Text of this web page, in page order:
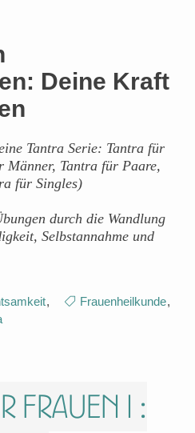
Deine Kraft
Tantra Serie: Tantra für
Tantra für Paare,
für Singles)
durch die Wandlung
Selbstannahme und
, Frauenheilkunde,
Frauen I :